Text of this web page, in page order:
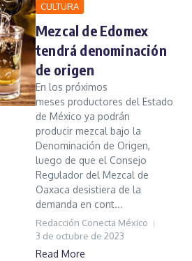
CULTURA
Mezcal de Edomex
tendrá denominación
de origen
En los próximos
meses productores del Estado
de México ya podrán
producir mezcal bajo la
Denominación de Origen,
luego de que el Consejo
Regulador del Mezcal de
Oaxaca desistiera de la
demanda en cont...
Redacción Conecta México
3 de octubre de 2023
Read More